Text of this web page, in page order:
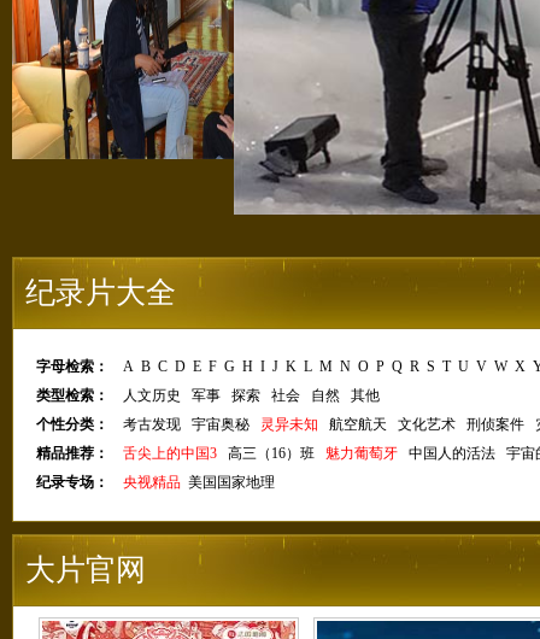
纪录片大全
字母检索： A B C D E F G H I J K L M N O P Q R S T U V W X
类型检索：
人文历史 军事 探索 社会 自然
其他
个性分类：
考古发现 宇宙奥秘 灵异未知 航空航天 文化艺术 刑侦案件
精品推荐：
舌尖上的中国3 高三（16）班 魅力葡萄牙 中国人的活法
宇宙
纪录专场：
央视精品 美国国家地理
大片官网